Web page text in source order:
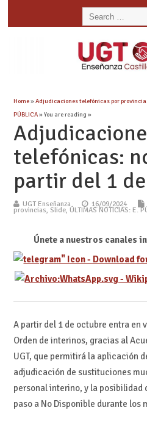
Home»Adjudicaciones telefónicas por
PÚBLICA» You are reading »
telefónicas:
partir del 1
UGT Enseñanza 16/09/2024
provincias, Slide, ÚLTIMAS NOTICIAS: E.
Únete a nuestros canales
A partir del 1 de octubre entra en
Orden de interinos, gracias al
UGT, que permitirá la aplicación
adjudicación de sustituciones
personal interino, y la posibilidad
paso a No Disponible durante los